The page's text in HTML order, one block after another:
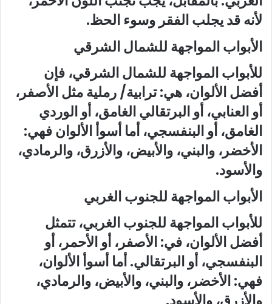
لأنه قد يجلب الفقر وسوء الحظ.
الأبواب المواجهة للشمال الشرقي
للأبواب المواجهة للشمال الشرقي، فإن
أفضل الألوان، هي: ترابية/ رملية مثل الأصفر،
أو العنابي، أو البرتقالي الغامق، أو الوردي
الغامق، أو البنفسجي، أما أسوأ الألوان فهي:
الأخضر، والبني، والأبيض، والأزرق، والرمادي،
والأسود.
الأبواب المواجهة للجنوب الغربي
للأبواب المواجهة للجنوب الغربي، تتمثل
أفضل الألوان، في: الأصفر، أو الأحمر، أو
البنفسجي، أو البرتقالي. أما أسوأ الألوان،
فهي: الأخضر، والبني، والأبيض، والرمادي،